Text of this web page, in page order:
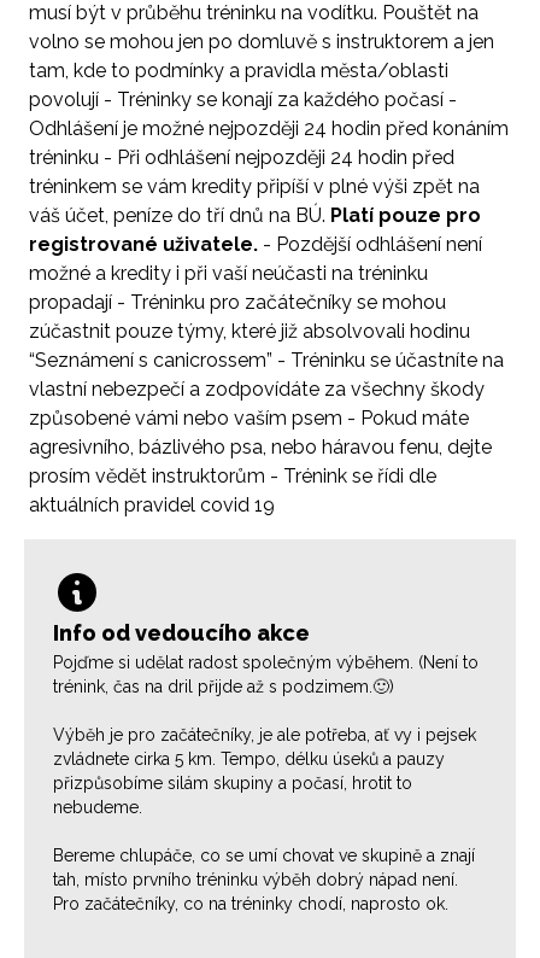
musí být v průběhu tréninku na vodítku. Pouštět na
volno se mohou jen po domluvě s instruktorem a jen
tam, kde to podmínky a pravidla města/oblasti
povolují - Tréninky se konají za každého počasí -
Odhlášení je možné nejpozději 24 hodin před konáním
tréninku - Při odhlášení nejpozději 24 hodin před
tréninkem se vám kredity připíší v plné výši zpět na
váš účet, peníze do tří dnů na BÚ. Platí pouze pro
registrované uživatele. - Pozdější odhlášení není
možné a kredity i při vaší neúčasti na tréninku
propadají - Tréninku pro začátečníky se mohou
zúčastnit pouze týmy, které již absolvovali hodinu
“Seznámení s canicrossem” - Tréninku se účastníte na
vlastní nebezpečí a zodpovídáte za všechny škody
způsobené vámi nebo vaším psem - Pokud máte
agresivního, bázlivého psa, nebo háravou fenu, dejte
prosím vědět instruktorům - Trénink se řídi dle
aktuálních pravidel covid 19
Info od vedoucího akce
Pojďme si udělat radost společným výběhem. (Není to
trénink, čas na dril přijde až s podzimem.🙂)
Výběh je pro začátečníky, je ale potřeba, ať vy i pejsek
zvládnete cirka 5 km. Tempo, délku úseků a pauzy
přizpůsobíme silám skupiny a počasí, hrotit to
nebudeme.
Bereme chlupáče, co se umí chovat ve skupině a znají
tah, místo prvního tréninku výběh dobrý nápad není.
Pro začátečníky, co na tréninky chodí, naprosto ok.